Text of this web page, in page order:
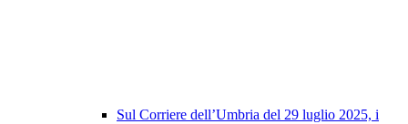
Sul Corriere dell’Umbria del 29 luglio 2025, i